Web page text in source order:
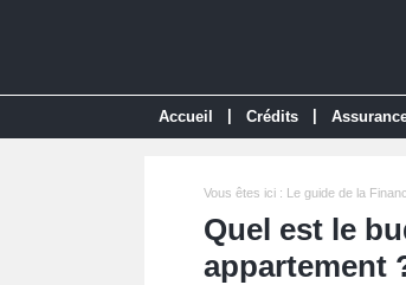
Accueil Crédits
Vous êtes ici : Le guide de la
Quel est le
appartement